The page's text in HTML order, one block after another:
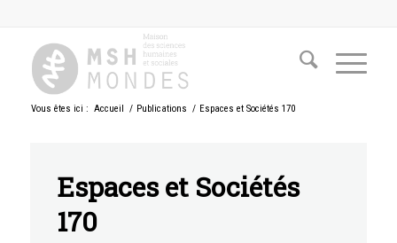
Vous êtes ici : Accueil / Publications / Espaces et Sociétés 170
Espaces et Sociétés
170